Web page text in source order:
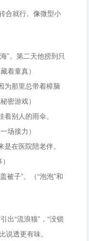
合就行。像微型小
”。第二天他捞到只
着童真）
为那里总带着樟脑
密游戏）
别人的雨伞。
场接力）
在医院陪老伴。
被子”。（“泡泡”和
出“流浪猫”，“没锁
说透更有味。